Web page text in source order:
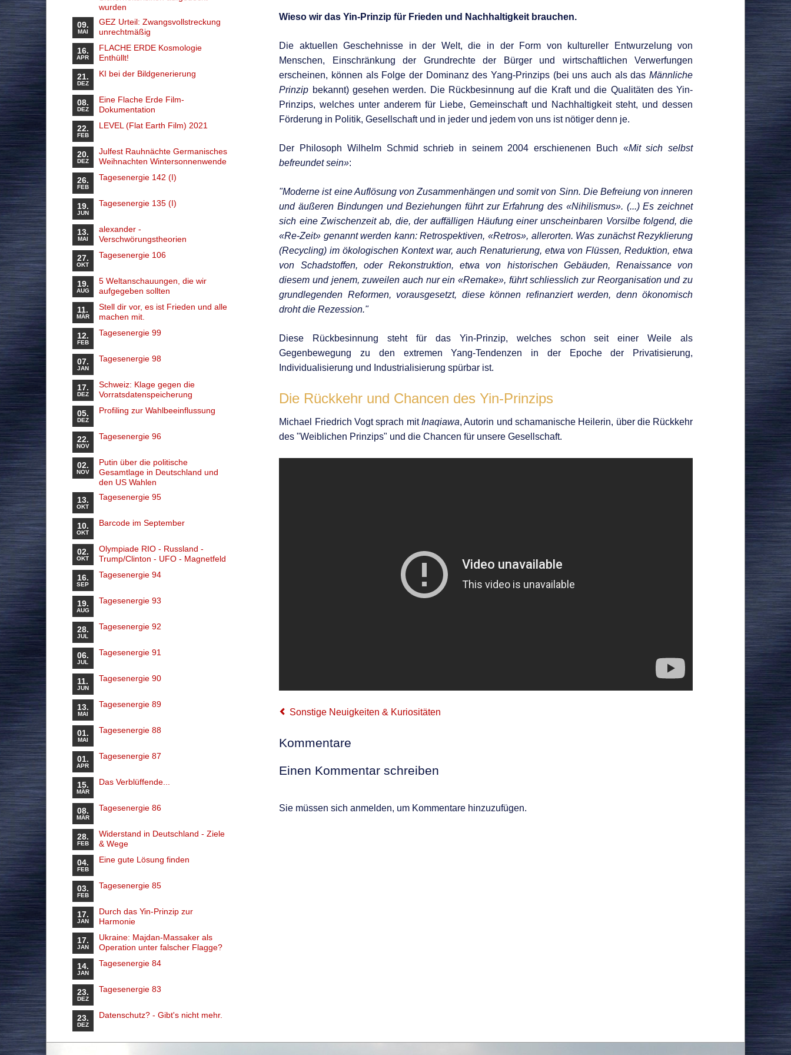
Gesundheit & Ernährung
News in English
News Archiv
Events
Wieso wir das Yin-Prinzip für Frieden und Nachhaltigkeit brauchen.
Die aktuellen Geschehnisse in der Welt, die in der Form von kultureller Entwurzelung von
Menschen, Einschränkung der Grundrechte der Bürger und wirtschaftlichen Verwerfungen
erscheinen, können als Folge der Dominanz des Yang-Prinzips (bei uns auch als dasMännliche
Prinzip bekannt) gesehen werden. Die Rückbesinnung auf die Kraft und die Qualitäten des Yin-
Prinzips, welches unter anderem für Liebe, Gemeinschaft und Nachhaltigkeit steht, und dessen
Förderung in Politik, Gesellschaft und in jeder und jedem von uns ist nötiger denn je.
Der Philosoph Wilhelm Schmid schrieb in seinem 2004 erschienenen Buch «Mit sich selbst
befreundet sein»:
"Moderne ist eine Auflösung von Zusammenhängen und somit von Sinn. Die Befreiung von inneren
und äußeren Bindungen und Beziehungen führt zur Erfahrung des «Nihilismus». (...) Es zeichnet
sich eine Zwischenzeit ab, die, der auffälligen Häufung einer unscheinbaren Vorsilbe folgend, die
«Re-Zeit» genannt werden kann: Retrospektiven, «Retros», allerorten. Was zunächst Rezyklierung
(Recycling) im ökologischen Kontext war, auch Renaturierung, etwa von Flüssen, Reduktion, etwa
von Schadstoffen, oder Rekonstruktion, etwa von historischen Gebäuden, Renaissance von
diesem und jenem, zuweilen auch nur ein «Remake», führt schliesslich zur Reorganisation und zu
grundlegenden Reformen, vorausgesetzt, diese können refinanziert werden, denn ökonomisch
droht die Rezession."
Diese Rückbesinnung steht für das Yin-Prinzip, welches schon seit einer Weile als
Gegenbewegung zu den extremen Yang-Tendenzen in der Epoche der Privatisierung,
Individualisierung und Industrialisierung spürbar ist.
Die Rückkehr und Chancen des Yin-Prinzips
Michael Friedrich Vogt sprach mit Inaqiawa, Autorin und schamanische Heilerin, über die Rückkehr
des "Weiblichen Prinzips" und die Chancen für unsere Gesellschaft.
Sonstige Neuigkeiten & Kuriositäten
Kommentare
Einen Kommentar schreiben
Sie müssen sich anmelden, um Kommentare hinzuzufügen.
wurden
09.
MAI
GEZ Urteil: Zwangsvollstreckung
unrechtmäßig
16.
APR
FLACHE ERDE Kosmologie
Enthüllt!
21.
DEZ
KI bei der Bildgenerierung
08.
DEZ
Eine Flache Erde Film-
Dokumentation
22.
FEB
LEVEL (Flat Earth Film) 2021
20.
DEZ
Julfest Rauhnächte Germanisches
Weihnachten Wintersonnenwende
26.
FEB
Tagesenergie 142 (I)
19.
JUN
Tagesenergie 135 (I)
13.
MAI
alexander -
Verschwörungstheorien
27.
OKT
Tagesenergie 106
19.
AUG
5 Weltanschauungen, die wir
aufgegeben sollten
11.
MÄR
Stell dir vor, es ist Frieden und alle
machen mit.
12.
FEB
Tagesenergie 99
07.
JAN
Tagesenergie 98
17.
DEZ
Schweiz: Klage gegen die
Vorratsdatenspeicherung
05.
DEZ
Profiling zur Wahlbeeinflussung
22.
NOV
Tagesenergie 96
02.
NOV
Putin über die politische
Gesamtlage in Deutschland und
den US Wahlen
13.
OKT
Tagesenergie 95
10.
OKT
Barcode im September
02.
OKT
Olympiade RIO - Russland -
Trump/Clinton - UFO - Magnetfeld
16.
SEP
Tagesenergie 94
19.
AUG
Tagesenergie 93
28.
JUL
Tagesenergie 92
06.
JUL
Tagesenergie 91
11.
JUN
Tagesenergie 90
13.
MAI
Tagesenergie 89
01.
MAI
Tagesenergie 88
01.
APR
Tagesenergie 87
15.
MÄR
Das Verblüffende...
08.
MÄR
Tagesenergie 86
28.
FEB
Widerstand in Deutschland - Ziele
& Wege
04.
FEB
Eine gute Lösung finden
03.
FEB
Tagesenergie 85
17.
JAN
Durch das Yin-Prinzip zur
Harmonie
17.
JAN
Ukraine: Majdan-Massaker als
Operation unter falscher Flagge?
14.
JAN
Tagesenergie 84
23.
DEZ
Tagesenergie 83
23.
DEZ
Datenschutz? - Gibt's nicht mehr.